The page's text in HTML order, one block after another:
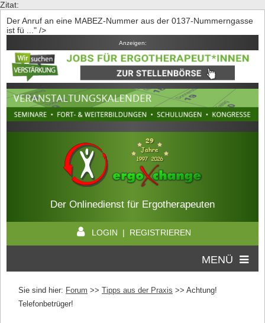
Zitat:
Der Anruf an eine MABEZ-Nummer aus der 0137-Nummerngasse
ist fü ..." />
Anzeigen:
Der Onlinedienst für Ergotherapeuten
LOGIN | REGISTRIEREN
MENÜ
Sie sind hier: Forum >> Tipps aus der Praxis >> Achtung!
Telefonbetrüger!